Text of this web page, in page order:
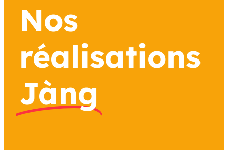
Nos
réalisations
Jàng